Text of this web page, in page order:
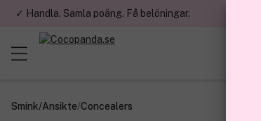
✓ Handla. Samla poäng. Få belöningar.
Smink/Ansikte/Concealers